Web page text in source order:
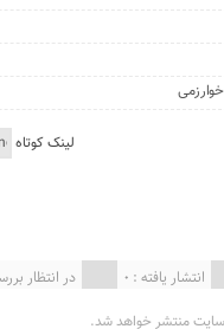
لینک کوتاه
در انتظار انتشار یافته : 0
منتشر خواهد شد.